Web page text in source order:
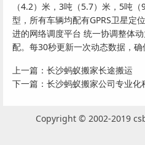
（4.2）米，3吨（5.7）米，5吨
型，所有车辆均配有GPRS卫星定
进的网络调度平台 统一协调整体
配。每30秒更新一次动态数据，确
上一篇： 长沙蚂蚁搬家长途搬运
下一篇： 长沙蚂蚁搬家公司专业化
Copyright © 2002-2019